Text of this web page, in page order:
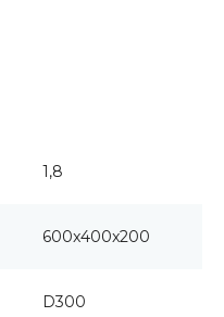
1,8
600x400x200
D300